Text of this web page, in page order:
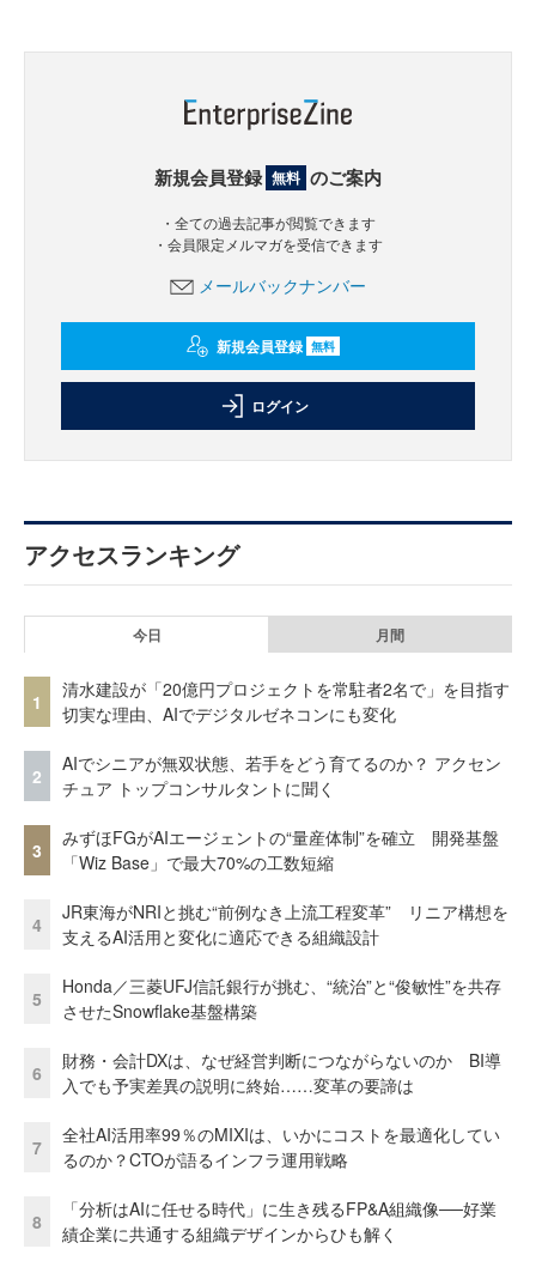
新規会員登録 無料 のご案内
・全ての過去記事が閲覧できます
・会員限定メルマガを受信できます
メールバックナンバー
新規会員登録 無料
ログイン
アクセスランキング
今日 月間
1
清水建設が「20億円プロジェクトを常駐者2名で」を目指す
切実な理由、AIでデジタルゼネコンにも変化
2
AIでシニアが無双状態、若手をどう育てるのか？ アクセン
チュア トップコンサルタントに聞く
3
みずほFGがAIエージェントの“量産体制”を確立 開発基盤
「Wiz Base」で最大70%の工数短縮
4
JR東海がNRIと挑む“前例なき上流工程変革” リニア構想を
支えるAI活用と変化に適応できる組織設計
5
Honda／三菱UFJ信託銀行が挑む、“統治”と“俊敏性”を共存
させたSnowflake基盤構築
6
財務・会計DXは、なぜ経営判断につながらないのか BI導
入でも予実差異の説明に終始……変革の要諦は
7
全社AI活用率99％のMIXIは、いかにコストを最適化してい
るのか？CTOが語るインフラ運用戦略
8
「分析はAIに任せる時代」に生き残るFP&A組織像──好業
績企業に共通する組織デザインからひも解く